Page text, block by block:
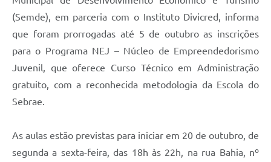
(Semde), em parceria com o Instituto Divicred, informa
que foram prorrogadas até 5 de outubro as inscrições
para o Programa NEJ – Núcleo de Empreendedorismo
Juvenil, que oferece Curso Técnico em Administração
gratuito, com a reconhecida metodologia da Escola do
Sebrae.
As aulas estão previstas para iniciar em 20 de outubro, de
segunda a sexta-feira, das 18h às 22h, na rua Bahia, nº